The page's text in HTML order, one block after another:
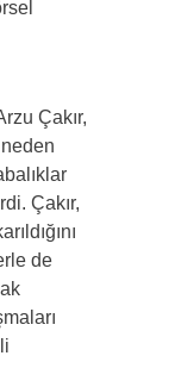
Çakır,
Çakır,
de